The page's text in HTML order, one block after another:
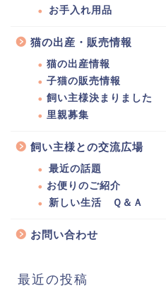
お手入れ用品
猫の出産・販売情報
猫の出産情報
子猫の販売情報
飼い主様決まりました
里親募集
飼い主様との交流広場
最近の話題
お便りのご紹介
新しい生活 Ｑ＆Ａ
お問い合わせ
最近の投稿